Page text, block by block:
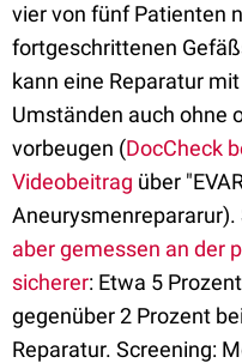
vier von fünf Patienten
fortgeschrittenen
kann eine Reparatur
Umständen auch ohne
vorbeugen (DocCheck
Videobeitrag über
Aneurysmenrepararur).
aber gemessen an der
sicherer: Etwa 5
gegenüber 2 Prozent
Reparatur. Screening: